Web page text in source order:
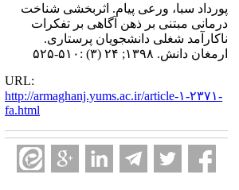
پورداد سبا، ورعی پیام. اثربخشی شناخت
درمانی مبتنی بر ذهن آگاهی بر تفکرات
ناکارآمد شغلی دانشجویان پرستاری.
ارمغان دانش. ۱۳۹۸; ۲۴ (۳) :۵۱۰-۵۲۵
URL:
http://armaghanj.yums.ac.ir/article-۱-۲۳۷۱-
fa.html